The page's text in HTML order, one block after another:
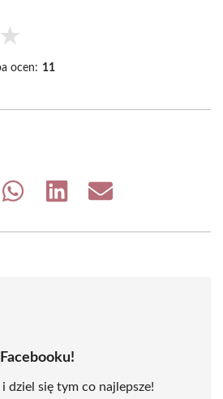
★
ocen: 11
Share
Share
Share
dziel się tym co najlepsze!